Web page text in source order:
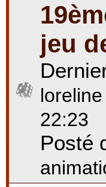
jeu
loreline
22:23
Posté